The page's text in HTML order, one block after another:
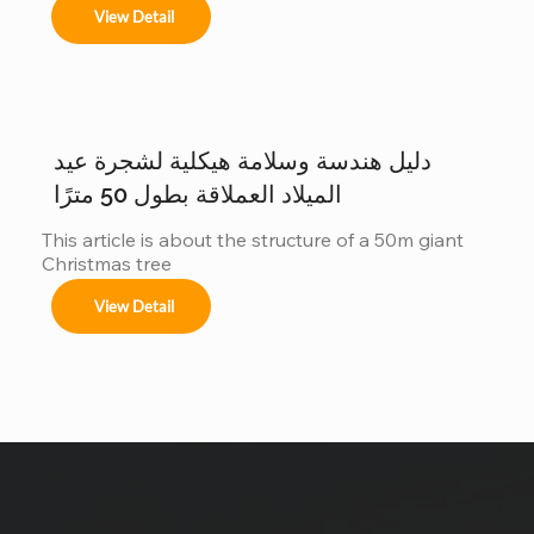
نحن متخصصون في تصاميم مخصصة لأشجار عيد الميلاد
العملاقة لتتناسب مع موضوعك لا يوجد مكانان متشابهان،
View Detail
دليل هندسة وسلامة هيكلية لشجرة عيد
الميلاد العملاقة بطول 50 مترًا
This article is about the structure of a 50m giant
Christmas tree
View Detail